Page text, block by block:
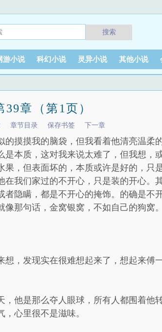
搜索
游小说 科幻小说 灵异小说 其他小说
39章（第1页）
章节目录 保存书签 下一章
摸摸我的脑袋，但我看着他清亮温柔
本质，这对我来说太难了，但我想，
，但表面坏的，本质或许是好的，只
我们家过的不开心，只是装的开心。
隐瞒，都是不开心的掩饰。的确是不
那句话，金窝银窝，不如自己的狗窝。
想，发现实在很难想起来了，想起来
他是那么夺人眼球，所有人都围着他
心里很不是滋味。